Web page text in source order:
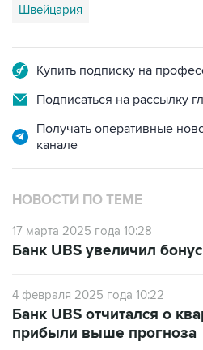
Швейцария
Купить подписку на
Подписаться на рассылку
Получать оперативные
канале
НОВОСТИ ПО ТЕМЕ
17 марта 2025 года 10:28
Банк UBS увеличил
4 февраля 2025 года 10:22
Банк UBS отчитался о
прибыли выше прогноза